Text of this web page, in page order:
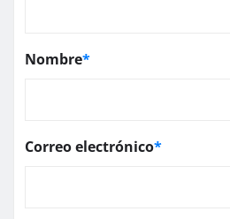
Nombre*
Correo electrónico*